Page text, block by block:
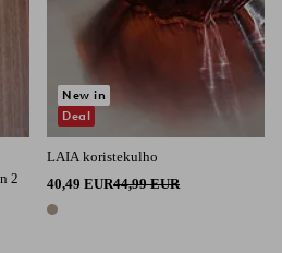
2
LAIA koristekulho
40,49 EUR44,99 EUR
1 väri
New in
Deal